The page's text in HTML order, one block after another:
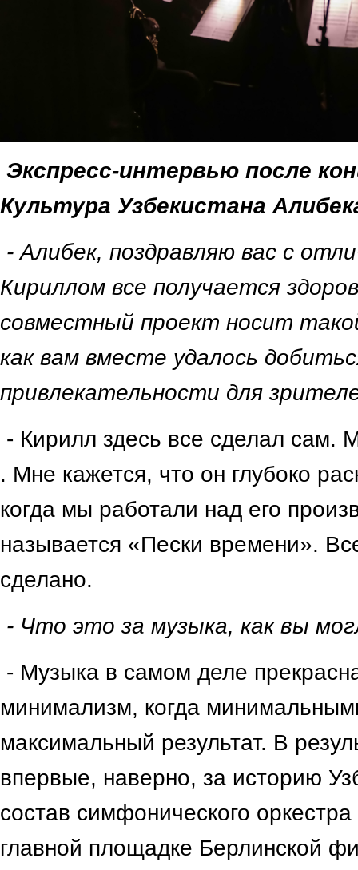
Экспресс-интервью после
Культура Узбекистана
- Алибек, поздравляю вас с
Кириллом все получается
совместный проект носит
как вам вместе удалось
привлекательности для
- Кирилл здесь все сделал сам.
. Мне кажется, что он глубоко
когда мы работали над его
называется «Пески времени».
сделано.
- Что это за музыка, как вы
- Музыка в самом деле
минимализм, когда
максимальный результат. В
впервые, наверно, за историю
состав симфонического
главной площадке Берлинской